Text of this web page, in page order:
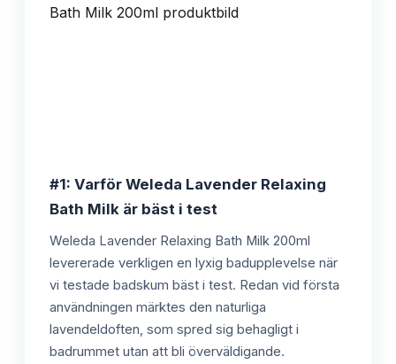
#1: Varför Weleda Lavender Relaxing
Bath Milk är bäst i test
Weleda Lavender Relaxing Bath Milk 200ml
levererade verkligen en lyxig badupplevelse när
vi testade badskum bäst i test. Redan vid första
användningen märktes den naturliga
lavendeldoften, som spred sig behagligt i
badrummet utan att bli överväldigande.